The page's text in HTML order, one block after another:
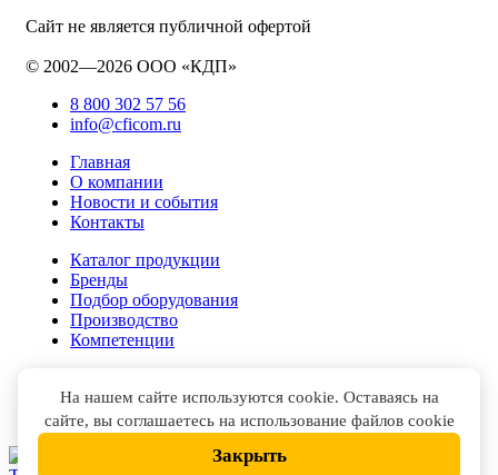
Сайт не является публичной офертой
© 2002—2026 ООО «КДП»
8 800 302 57 56
info@cficom.ru
Главная
О компании
Новости и события
Контакты
Каталог продукции
Бренды
Подбор оборудования
Производство
Компетенции
НАПИСАТЬ В
На нашем сайте используются cookie. Оставаясь на
сайте, вы соглашаетесь на использование файлов cookie
Закрыть